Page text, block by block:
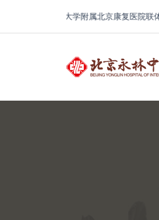
首都医科大学附属北京康复医院联体成员